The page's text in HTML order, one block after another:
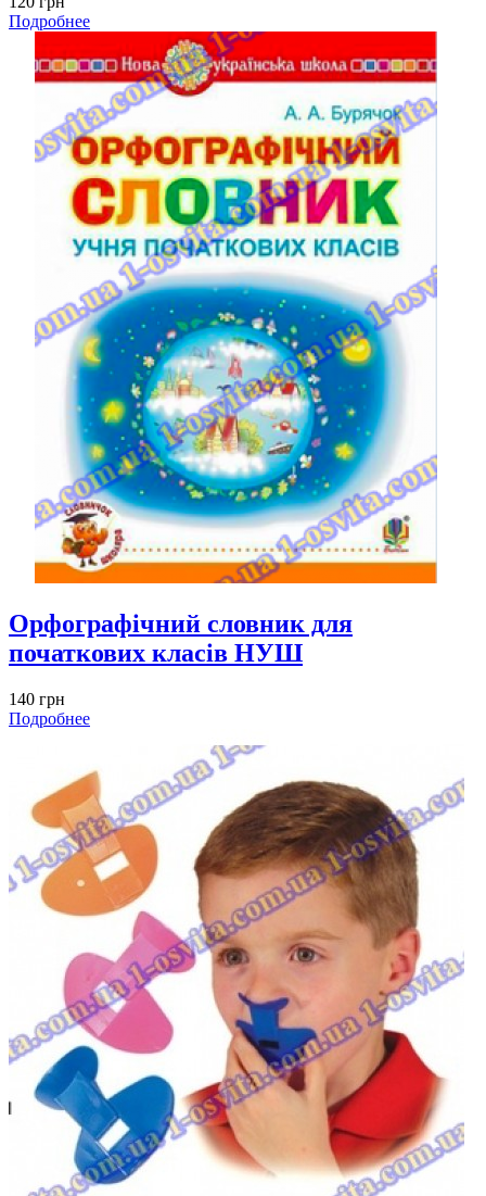
Подробнее
Орфографічний словник для
початкових класів НУШ
140 грн
Подробнее